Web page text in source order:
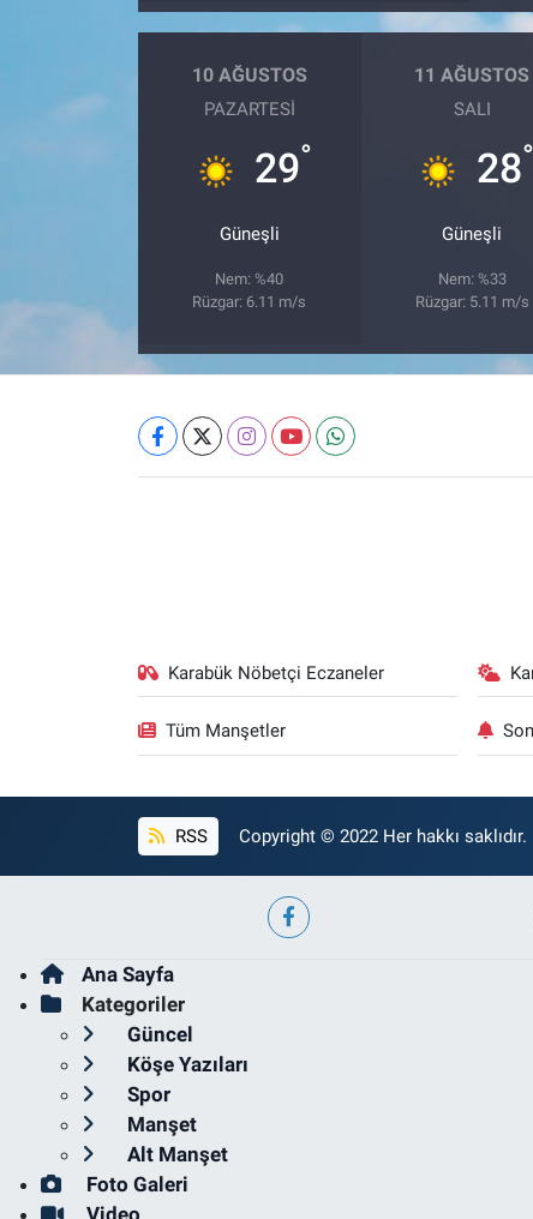
10 AĞUSTOS
PAZARTESI
29°
Güneşli
Nem: %40
Rüzgar: 6.11 m/s
11 AĞUSTOS
SALI
28°
Güneşli
Nem: %33
Rüzgar: 5.11 m/s
Karabük Nöbetçi Eczaneler
Tüm Manşetler
RSS Copyright © 2022 Her hakkı saklıdır.
Ana Sayfa
Kategoriler
Güncel
Köşe Yazıları
Spor
Manşet
Alt Manşet
Foto Galeri
Video